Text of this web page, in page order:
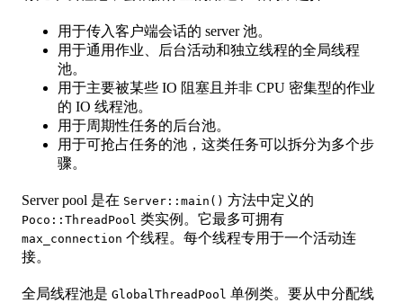
用于传入客户端会话的 server 池。
用于通用作业、后台活动和独立线程的全局线程
池。
用于主要被某些 IO 阻塞且并非 CPU 密集型的作业
的 IO 线程池。
用于周期性任务的后台池。
用于可抢占任务的池，这类任务可以拆分为多个步
骤。
Server pool 是在 Server::main() 方法中定义的
Poco::ThreadPool 类实例。它最多可拥有
max_connection 个线程。每个线程专用于一个活动连
接。
全局线程池是 GlobalThreadPool 单例类。要从中分配线